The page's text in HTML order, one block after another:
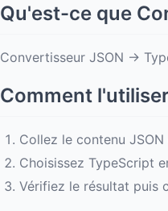
Qu'est-ce que
Convertisseur JSON →
Comment l'utiliser
Collez le contenu
Choisissez TypeScript
Vérifiez le résultat puis